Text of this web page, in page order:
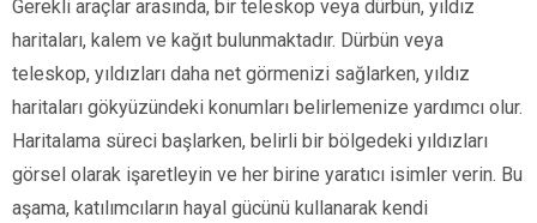
Gerekli araçlar arasında, bir teleskop veya dürbün, yıldız
haritaları, kalem ve kağıt bulunmaktadır. Dürbün veya
teleskop, yıldızları daha net görmenizi sağlarken, yıldız
haritaları gökyüzündeki konumları belirlemenize yardımcı olur.
Haritalama süreci başlarken, belirli bir bölgedeki yıldızları
görsel olarak işaretleyin ve her birine yaratıcı isimler verin. Bu
aşama, katılımcıların hayal gücünü kullanarak kendi